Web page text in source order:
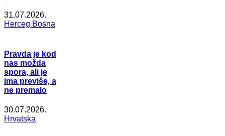
31.07.2026.
Herceg Bosna
Pravda je kod
nas možda
spora, ali je
ima previše, a
ne premalo
30.07.2026.
Hrvatska